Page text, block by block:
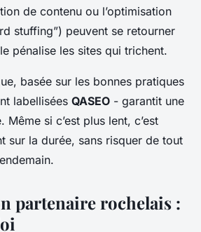
de contenu ou l’optimisation
stuffing”) peuvent se retourner
pénalise les sites qui trichent.
basée sur les bonnes pratiques
labellisées QASEO - garantit une
si c’est plus lent, c’est
sur la durée, sans risquer de tout
partenaire rochelais :